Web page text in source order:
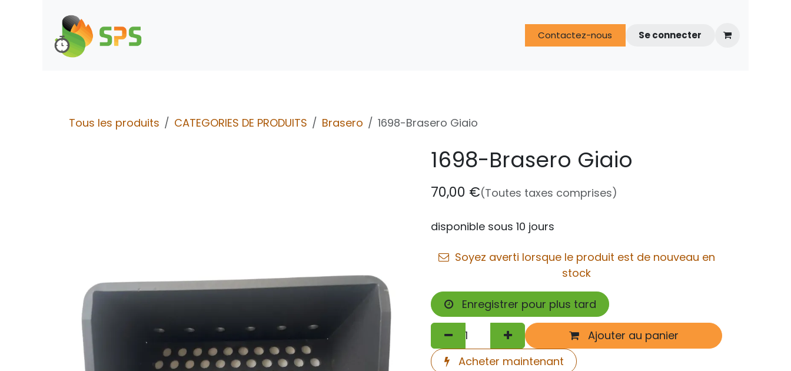
FAQ Espace techniciens
Contactez-nous Se connecter
Tous les produits CATEGORIES DE PRODUITS Brasero 1698-Brasero Giaio
1698-Brasero Giaio
70,00 €(Toutes taxes comprises)
disponible sous 10 jours
Soyez averti lorsque le produit est de nouveau en
stock
Enregistrer pour plus tard
Ajouter au panier
Acheter maintenant